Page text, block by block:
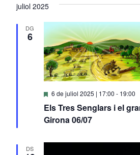
juliol 2025
DG
6
Els Tres Senglars i el
Girona 06/07
Destacats
6 de juliol 2025 | 17:00 - 19:00
DS